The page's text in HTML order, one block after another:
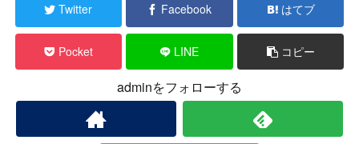
Twitter Facebook はてブ
Pocket LINE コピー
adminをフォローする